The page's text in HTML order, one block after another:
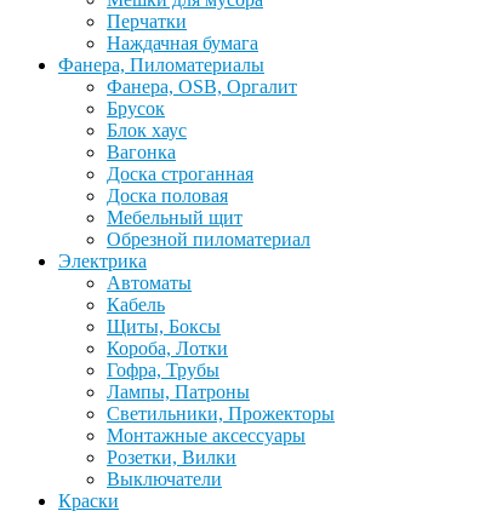
Перчатки
Наждачная бумага
Фанера, Пиломатериалы
Фанера, OSB, Оргалит
Брусок
Блок хаус
Вагонка
Доска строганная
Доска половая
Мебельный щит
Обрезной пиломатериал
Электрика
Автоматы
Кабель
Щиты, Боксы
Короба, Лотки
Гофра, Трубы
Лампы, Патроны
Светильники, Прожекторы
Монтажные аксессуары
Розетки, Вилки
Выключатели
Краски